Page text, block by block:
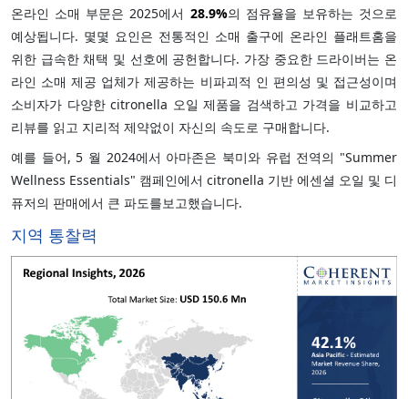
온라인 소매 부문은 2025에서 28.9%의 점유율을 보유하는 것으로
예상됩니다. 몇몇 요인은 전통적인 소매 출구에 온라인 플래트홈을
위한 급속한 채택 및 선호에 공헌합니다. 가장 중요한 드라이버는 온
라인 소매 제공 업체가 제공하는 비파괴적 인 편의성 및 접근성이며
소비자가 다양한 citronella 오일 제품을 검색하고 가격을 비교하고
리뷰를 읽고 지리적 제약없이 자신의 속도로 구매합니다.
예를 들어, 5 월 2024에서 아마존은 북미와 유럽 전역의 "Summer
Wellness Essentials" 캠페인에서 citronella 기반 에센셜 오일 및 디
퓨저의 판매에서 큰 파도를보고했습니다.
지역 통찰력